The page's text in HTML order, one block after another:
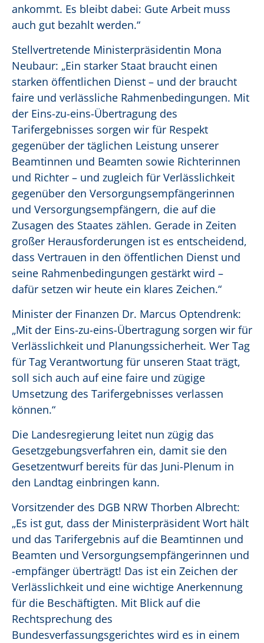
ankommt. Es bleibt dabei: Gute Arbeit muss
auch gut bezahlt werden.“
Stellvertretende Ministerpräsidentin Mona
Neubaur: „Ein starker Staat braucht einen
starken öffentlichen Dienst – und der braucht
faire und verlässliche Rahmenbedingungen. Mit
der Eins-zu-eins-Übertragung des
Tarifergebnisses sorgen wir für Respekt
gegenüber der täglichen Leistung unserer
Beamtinnen und Beamten sowie Richterinnen
und Richter – und zugleich für Verlässlichkeit
gegenüber den Versorgungsempfängerinnen
und Versorgungsempfängern, die auf die
Zusagen des Staates zählen. Gerade in Zeiten
großer Herausforderungen ist es entscheidend,
dass Vertrauen in den öffentlichen Dienst und
seine Rahmenbedingungen gestärkt wird –
dafür setzen wir heute ein klares Zeichen.“
Minister der Finanzen Dr. Marcus Optendrenk:
„Mit der Eins-zu-eins-Übertragung sorgen wir für
Verlässlichkeit und Planungssicherheit. Wer Tag
für Tag Verantwortung für unseren Staat trägt,
soll sich auch auf eine faire und zügige
Umsetzung des Tarifergebnisses verlassen
können.“
Die Landesregierung leitet nun zügig das
Gesetzgebungsverfahren ein, damit sie den
Gesetzentwurf bereits für das Juni-Plenum in
den Landtag einbringen kann.
Vorsitzender des DGB NRW Thorben Albrecht:
„Es ist gut, dass der Ministerpräsident Wort hält
und das Tarifergebnis auf die Beamtinnen und
Beamten und Versorgungsempfängerinnen und
-empfänger überträgt! Das ist ein Zeichen der
Verlässlichkeit und eine wichtige Anerkennung
für die Beschäftigten. Mit Blick auf die
Rechtsprechung des
Bundesverfassungsgerichtes wird es in einem